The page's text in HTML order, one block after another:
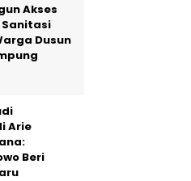
Akses
Sanitasi
Dusun
Arie
Beri